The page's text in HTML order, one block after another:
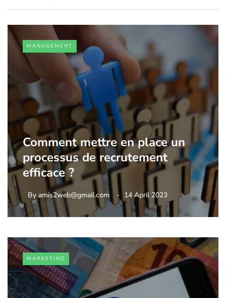
MANAGEMENT
Comment mettre en place un
processus de recrutement
efficace ?
By amis2web@gmail.com 14 April 2023
MARKETING